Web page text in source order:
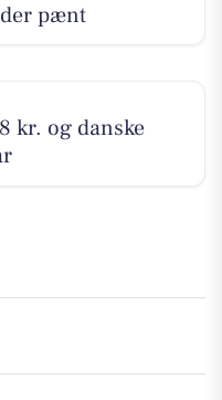
pænt
kr. og danske